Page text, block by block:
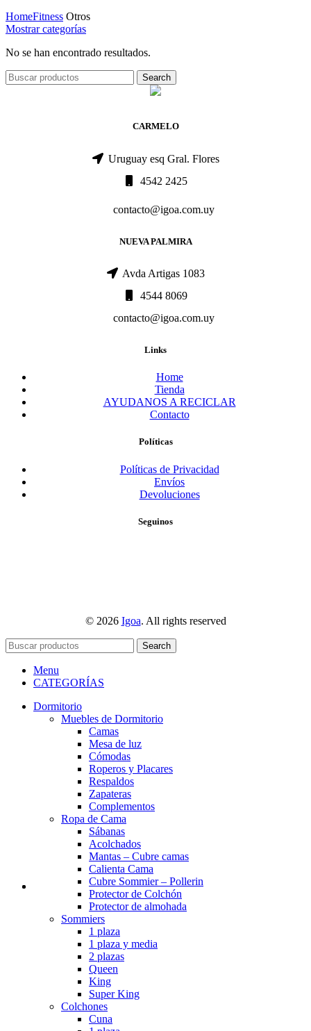
HomeFitness Otros
Mostrar categorías
No se han encontrado resultados.
Search
CARMELO
Uruguay esq Gral. Flores
4542 2425
contacto@igoa.com.uy
NUEVA PALMIRA
Avda Artigas 1083
4544 8069
contacto@igoa.com.uy
Links
Home
Tienda
AYUDANOS A RECICLAR
Contacto
Políticas
Políticas de Privacidad
Envíos
Devoluciones
Seguinos
© 2026 Igoa. All rights reserved
Search
Menu
CATEGORÍAS
Dormitorio
Muebles de Dormitorio
Camas
Mesa de luz
Cómodas
Roperos y Placares
Respaldos
Zapateras
Complementos
Ropa de Cama
Sábanas
Acolchados
Mantas – Cubre camas
Calienta Cama
Cubre Sommier – Pollerin
Protector de Colchón
Protector de almohada
Sommiers
1 plaza
1 plaza y media
2 plazas
Queen
King
Super King
Colchones
Cuna